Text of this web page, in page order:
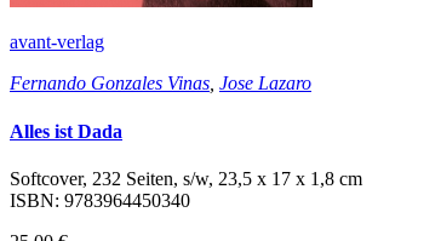
avant-verlag
Fernando Gonzales Vinas, Jose Lazaro
Alles ist Dada
Softcover, 232 Seiten, s/w, 23,5 x 17 x 1,8 cm
ISBN: 9783964450340